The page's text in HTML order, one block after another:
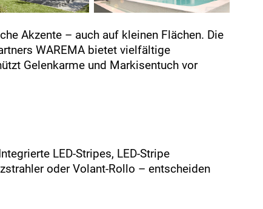
Akzente – auch auf kleinen Flächen. Die
WAREMA bietet vielfältige
Gelenkarme und Markisentuch vor
LED-Stripes, LED-Stripe
oder Volant-Rollo – entscheiden